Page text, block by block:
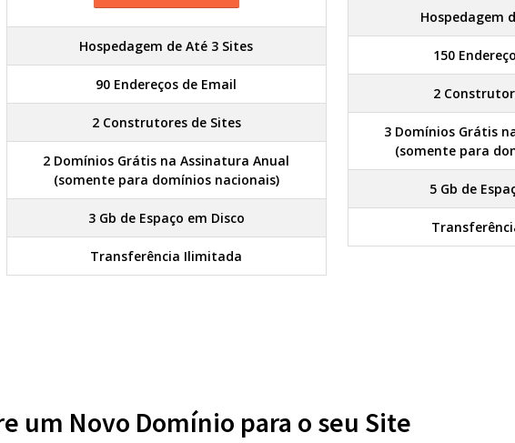
Hospedagem de Até 3 Sites
90 Endereços de Email
2 Construtores de Sites
2 Domínios Grátis na Assinatura Anual
(somente para domínios nacionais)
3 Gb de Espaço em Disco
Transferência Ilimitada
Hospedagem
150
2
3 Domínios Grátis
(somente para
5 Gb de
um Novo Domínio para o seu Site